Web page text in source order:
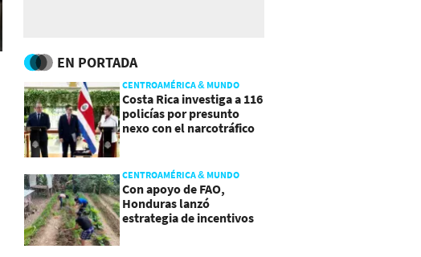
EN PORTADA
CENTROAMÉRICA & MUNDO
Costa Rica investiga a 116
policías por presunto
nexo con el narcotráfico
CENTROAMÉRICA & MUNDO
Con apoyo de FAO,
Honduras lanzó
estrategia de incentivos